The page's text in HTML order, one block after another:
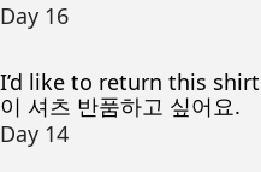
Day 16
I’d like to return this
이 셔츠 반품하고 싶어요.
Day 14